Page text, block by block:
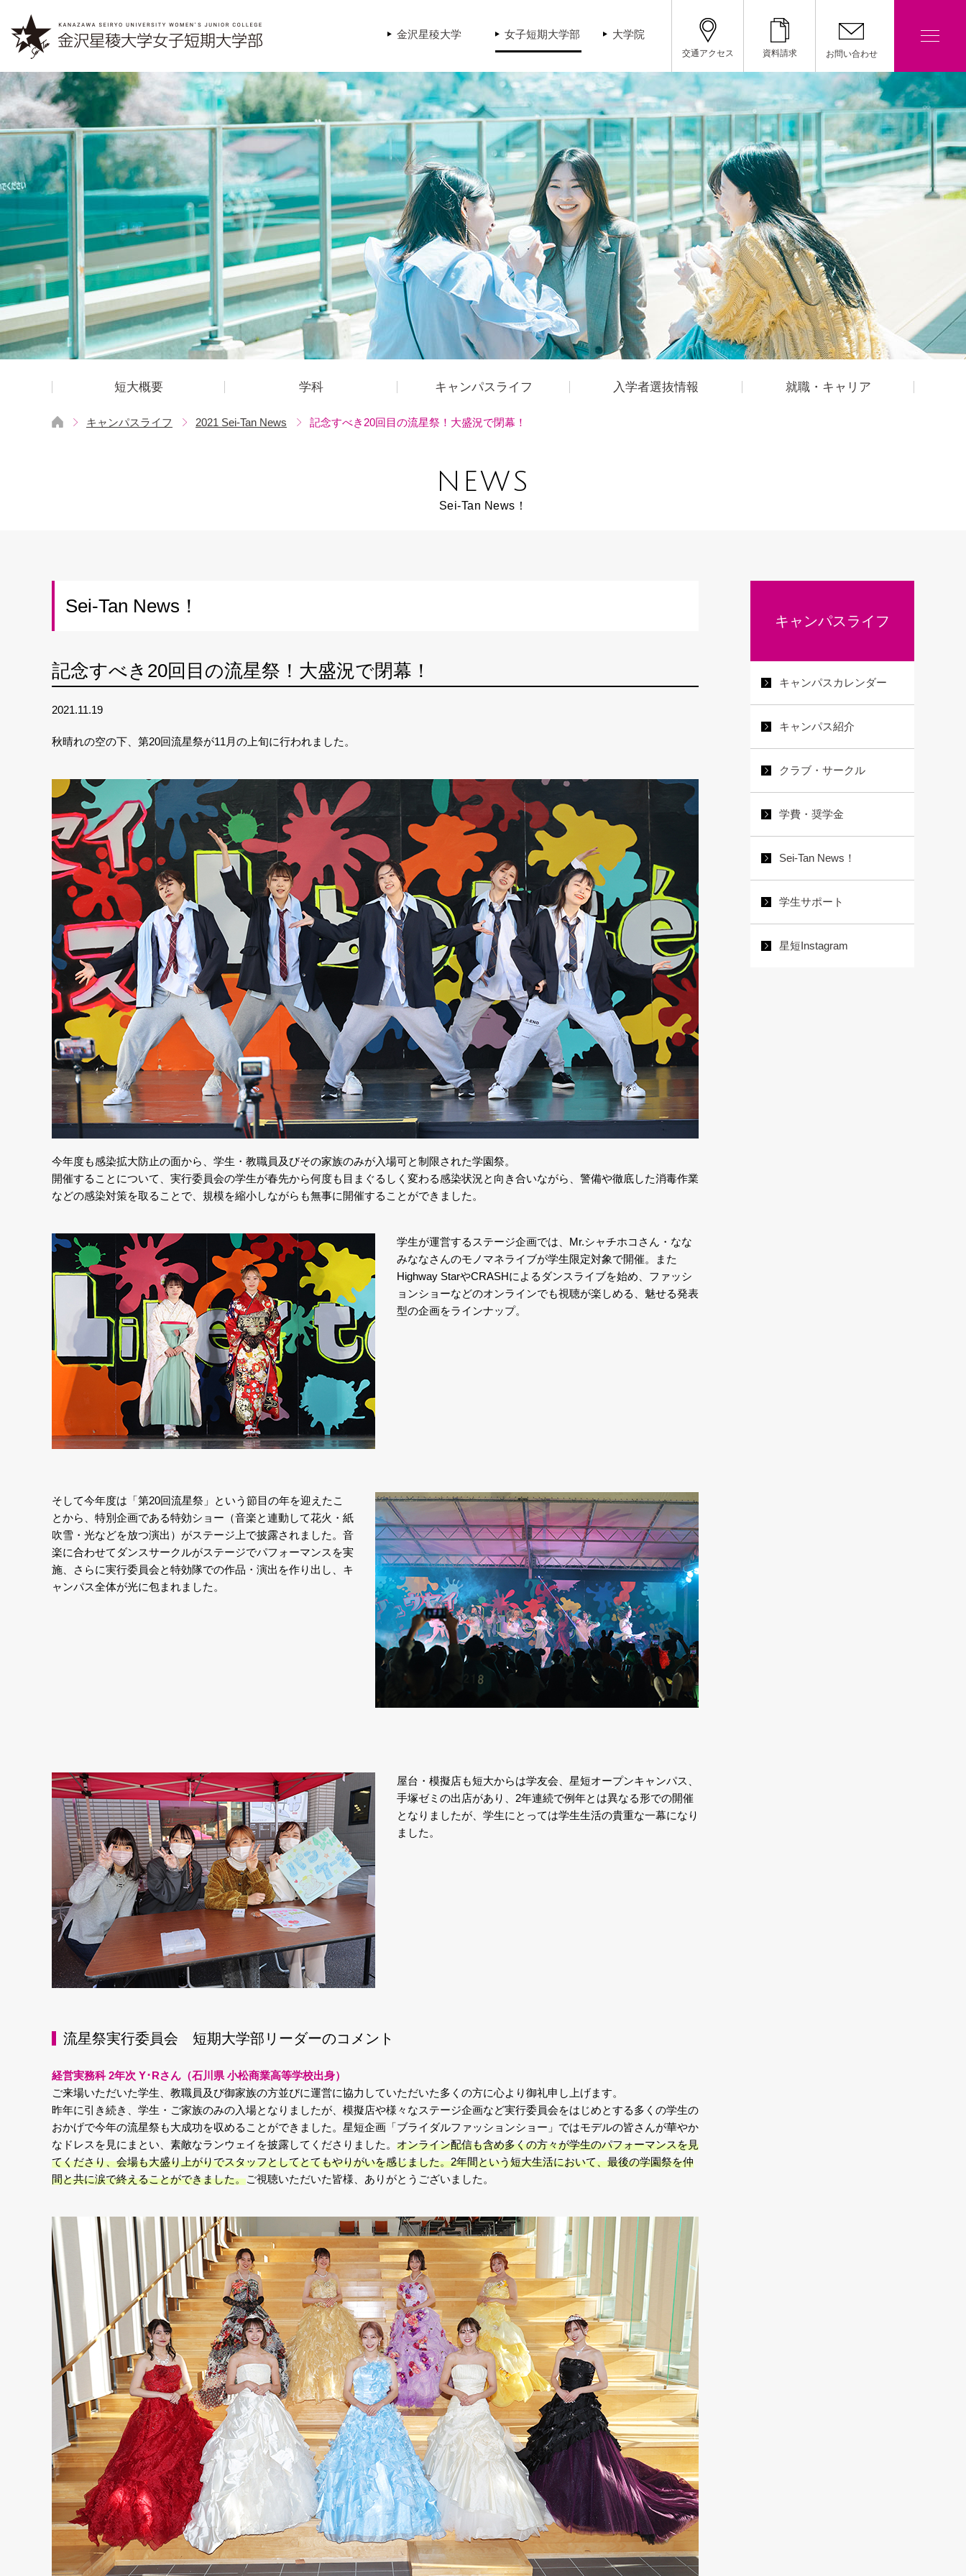
金沢星稜大学 女子短期大学部 大学院
交通アクセス 資料請求 お問い合わせ
短大概要 学科 キャンパスライフ 入学者選抜情報 就職・キャリア
キャンパスライフ 2021 Sei-Tan News 記念すべき20回目の流星祭！大盛況で閉幕！
NEWS
Sei-Tan News！
Sei-Tan News！
記念すべき20回目の流星祭！大盛況で閉幕！
2021.11.19
秋晴れの空の下、第20回流星祭が11月の上旬に行われました。
今年度も感染拡大防止の面から、学生・教職員及びその家族のみが入場可と制限された学園祭。
開催することについて、実行委員会の学生が春先から何度も目まぐるしく変わる感染状況と向き合いながら、警備や徹底した消毒作業
などの感染対策を取ることで、規模を縮小しながらも無事に開催することができました。
学生が運営するステージ企画では、Mr.シャチホコさん・なな
みななさんのモノマネライブが学生限定対象で開催。また
Highway StarやCRASHによるダンスライブを始め、ファッシ
ョンショーなどのオンラインでも視聴が楽しめる、魅せる発表
型の企画をラインナップ。
そして今年度は「第20回流星祭」という節目の年を迎えたこ
とから、特別企画である特効ショー（音楽と連動して花火・紙
吹雪・光などを放つ演出）がステージ上で披露されました。音
楽に合わせてダンスサークルがステージでパフォーマンスを実
施、さらに実行委員会と特効隊での作品・演出を作り出し、キ
ャンパス全体が光に包まれました。
屋台・模擬店も短大からは学友会、星短オープンキャンパス、
手塚ゼミの出店があり、2年連続で例年とは異なる形での開催
となりましたが、学生にとっては学生生活の貴重な一幕になり
ました。
流星祭実行委員会 短期大学部リーダーのコメント
経営実務科 2年次 Y･Rさん（石川県 小松商業高等学校出身）
ご来場いただいた学生、教職員及び御家族の方並びに運営に協力していただいた多くの方に心より御礼申し上げます。
昨年に引き続き、学生・ご家族のみの入場となりましたが、模擬店や様々なステージ企画など実行委員会をはじめとする多くの学生の
おかげで今年の流星祭も大成功を収めることができました。星短企画「ブライダルファッションショー」ではモデルの皆さんが華やか
なドレスを見にまとい、素敵なランウェイを披露してくださりました。 オンライン配信も含め多くの方々が学生のパフォーマンスを見
てくださり、会場も大盛り上がりでスタッフとしてとてもやりがいを感じました。2年間という短大生活において、最後の学園祭を仲
間と共に涙で終えることができました。ご視聴いただいた皆様、ありがとうございました。
キャンパスライフ
キャンパスカレンダー
キャンパス紹介
クラブ・サークル
学費・奨学金
Sei-Tan News！
学生サポート
星短Instagram